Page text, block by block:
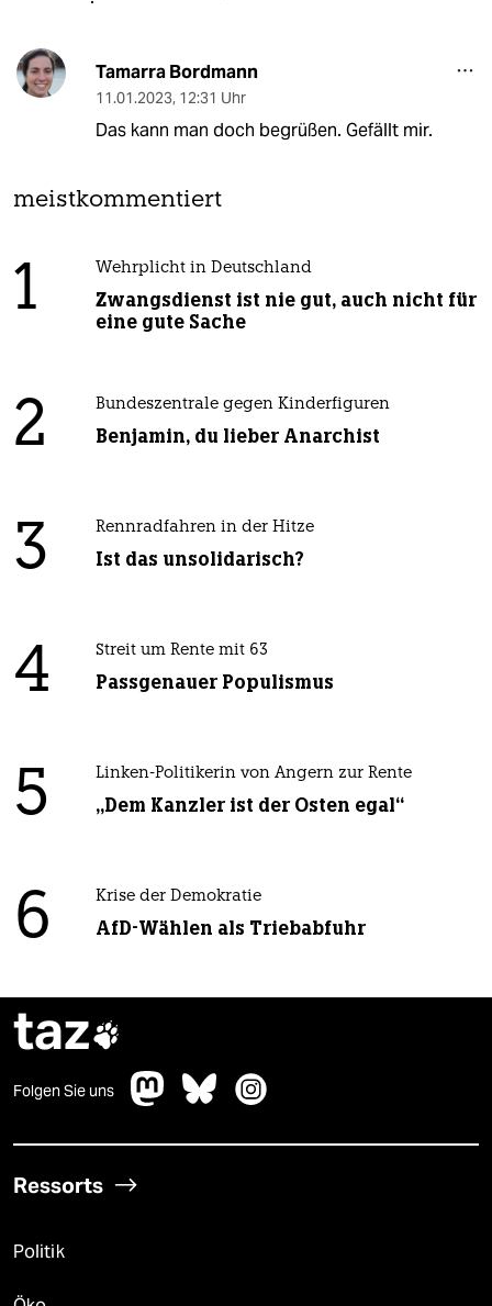
Tamarra Bordmann
11.01.2023, 12:31 Uhr
Das kann man doch begrüßen. Gefällt mir.
meistkommentiert
1 Wehrplicht in Deutschland
Zwangsdienst ist nie gut, auch nicht für
eine gute Sache
2 Bundeszentrale gegen Kinderfiguren
Benjamin, du lieber Anarchist
3 Rennradfahren in der Hitze
Ist das unsolidarisch?
4 Streit um Rente mit 63
Passgenauer Populismus
5 Linken-Politikerin von Angern zur Rente
„Dem Kanzler ist der Osten egal“
6 Krise der Demokratie
AfD-Wählen als Triebabfuhr
taz
Folgen Sie uns
Ressorts
Politik